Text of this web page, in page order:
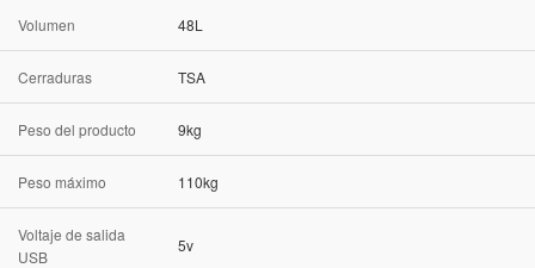
Volumen 48L
Cerraduras TSA
Peso del producto 9kg
Peso máximo 110kg
Voltaje de salida
USB
5v